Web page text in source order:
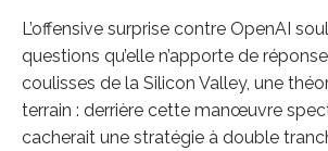
L’offensive surprise contre OpenAI
questions qu’elle n’apporte de
coulisses de la Silicon Valley, une
terrain : derrière cette manœuvre
cacherait une stratégie à double